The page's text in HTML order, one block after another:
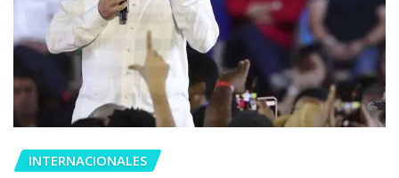
INTERNACIONALES